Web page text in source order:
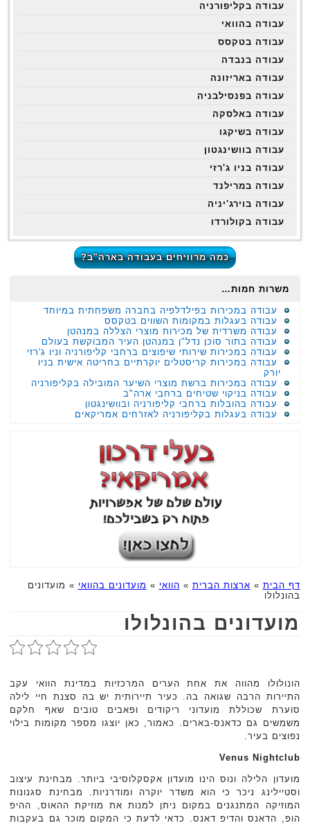
עבודה בקליפורניה
עבודה בהוואי
עבודה בטקסס
עבודה בנבדה
עבודה באריזונה
עבודה בפנסילבניה
עבודה באלסקה
עבודה בשיקגו
עבודה בוושינגטון
עבודה בניו ג'רזי
עבודה במרילנד
עבודה בוירג'יניה
עבודה בקולורדו
כמה מרוויחים בעבודה בארה"ב?
משרות חמות…
עבודה במכירות בפילדלפיה בחברה משפחתית במיוחד
עבודה בעגלות במקומות השווים בטקסס
עבודה משרדית של מכירות מוצרי הצללה במנהטן
עבודה בתור סוכן נדל"ן במנהטן העיר המבוקשת בעולם
עבודה במכירות שירותי שיפוצים ברחבי קליפורניה וניו ג'רזי
עבודה במכירות קריסטלים יוקרתיים בחריטה אישית בניו
יורק
עבודה במכירות ברשת מוצרי השיער המובילה בקליפורניה
עבודה בניקוי שטיחים ברחבי ארה"ב
עבודה בהובלות ברחבי קליפורניה ובוושינגטון
עבודה בעגלות בקליפורניה לאזרחים אמריקאים
דף הבית » ארצות הברית » הוואי » מועדונים בהוואי » מועדונים
בהונלולו
מועדונים בהונלולו
הונולולו מהווה את אחת הערים המרכזיות במדינת הוואי עקב
התיירות הרבה שגואה בה. כעיר תיירותית יש בה סצנת חיי לילה
סוערת שכוללת מועדוני ריקודים ופאבים טובים שאף חלקם
משמשים גם כדאנס-בארים. כאמור, כאן יוצגו מספר מקומות בילוי
נפוצים בעיר.
Venus Nightclub
מועדון הלילה ונוס הינו מועדון אקסקלוסיבי ביותר. מבחינת עיצוב
וסטיילינג ניכר כי הוא משדר יוקרה ומודרניות. מבחינת סגנונות
המוזיקה המתנגנים במקום ניתן למנות את מוזיקת ההאוס, ההיפ
הופ, הדאנס והדיפ דאנס. כדאי לדעת כי המקום מוכר גם בעקבות